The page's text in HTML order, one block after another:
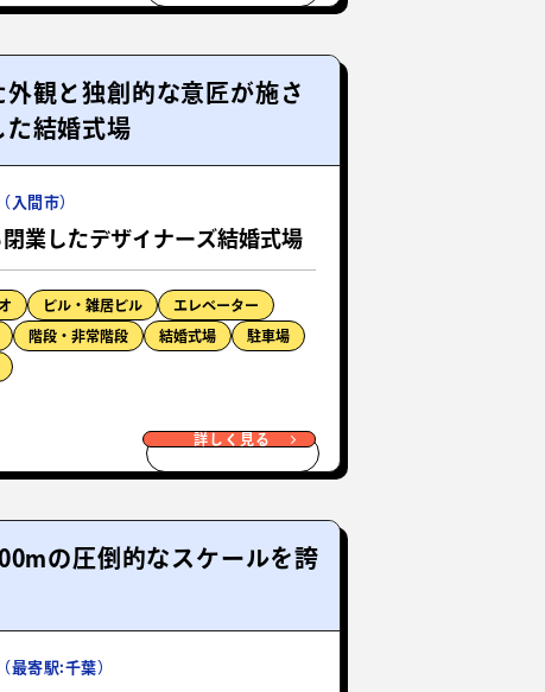
観と独創的な意匠が施さ
た結婚式場
入間市）
閉業したデザイナーズ結婚式場
ビル・雑居ビル エレベーター
階段・非常階段 結婚式場 駐車場
詳しく見る
の圧倒的なスケールを誇
最寄駅:千葉）